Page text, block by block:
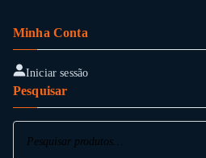
Minha Conta
Iniciar sessão
Pesquisar